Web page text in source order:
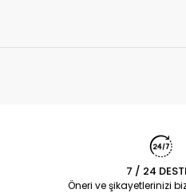
7 / 24
Öneri ve şikayetlerinizi